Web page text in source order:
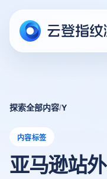
探索全部内容/Y
内容标签
亚马逊站外